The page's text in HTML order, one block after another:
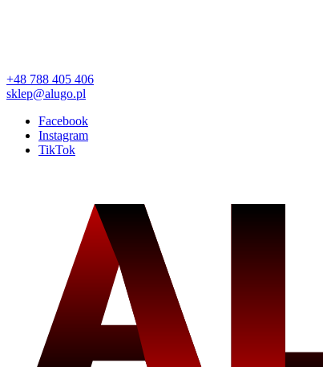
+48 788 405 406
sklep@alugo.pl
Facebook
Instagram
TikTok